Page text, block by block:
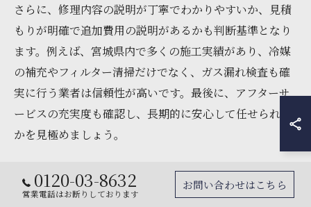
さらに、修理内容の説明が丁寧でわかりやすいか、見積
もりが明確で追加費用の説明があるかも判断基準となり
ます。例えば、宮城県内で多くの施工実績があり、冷媒
の補充やフィルター清掃だけでなく、ガス漏れ検査も確
実に行う業者は信頼性が高いです。最後に、アフターサ
ービスの充実度も確認し、長期的に安心して任せられる
かを見極めましょう。
水漏れやガス補充対応業者の選び方ポイント
エアコンの水漏れやガス補充は、冷房効率に直結する重
0120-03-8632
営業電話はお断りしております
お問い合わせはこちら